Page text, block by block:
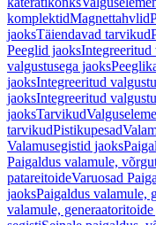
komplektidMagnettahvlid
jaoksTäiendavad tarvikud
Peeglid jaoksIntegreeritud
valgustusega jaoks
jaoksIntegreeritud
jaoksIntegreeritud
jaoksTarvikud
tarvikudPistikupesad
Valamusegistid jaoks
Paigaldus valamule,
patareitoideVaruosad
jaoksPaigaldus valamule,
valamule,